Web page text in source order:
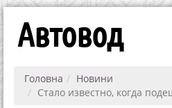
Автовод
Головна
Новини
Стало известно, когда